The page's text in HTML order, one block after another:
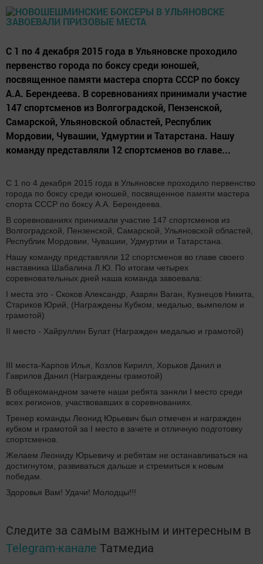
С 1 по 4 декабря 2015 года в Ульяновске проходило
первенство города по боксу среди юношей,
посвященное памяти мастера спорта СССР по боксу
А.А. Берендеева. В соревнованиях принимали участие
147 спортсменов из Волгоградской, Пензенской,
Самарской, Ульяновской областей, Республик
Мордовии, Чувашии, Удмуртии и Татарстана. Нашу
команду представляли 12 спортсменов во главе...
С 1 по 4 декабря 2015 года в Ульяновске проходило первенство
города по боксу среди юношей, посвященное памяти мастера
спорта СССР по боксу А.А. Берендеева.
В соревнованиях принимали участие 147 спортсменов из
Волгоградской, Пензенской, Самарской, Ульяновской областей,
Республик Мордовии, Чувашии, Удмуртии и Татарстана.
Нашу команду представляли 12 спортсменов во главе своего
наставника Шабалина Л.Ю. По итогам четырех
соревновательных дней наша команда завоевала:
I места это - Скоков Александр, Азарян Ваган, Кузнецов Никита,
Стариков Юрий, (Награждены Кубком, медалью, вымпелом и
грамотой)
II место - Хайруллин Булат (Награжден медалью и грамотой)
III места-Карпов Илья, Козлов Кирилл, Хорьков Данил и
Гаврилов Данил (Награждены грамотой)
В общекомандном зачете наши ребята заняли I место среди
всех регионов, участвовавших в соревнованиях.
Тренер команды Леонид Юрьевич был отмечен и награжден
кубком и грамотой за I место в зачете и отличную подготовку
спортсменов.
Желаем Леониду Юрьевичу и ребятам не останавливаться на
достигнутом, развиваться дальше и стремиться к новым
победам.
Здоровья Вам! Удачи! Молодцы!!!
Следите за самым важным и интересным в
Telegram-канале Татмедиа